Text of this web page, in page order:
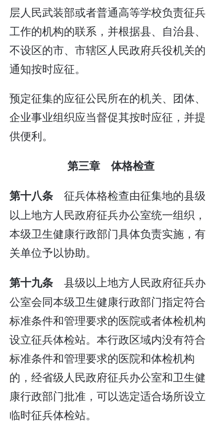
层人民武装部或者普通高等学校负责征兵
工作的机构的联系，并根据县、自治县、
不设区的市、市辖区人民政府兵役机关的
通知按时应征。
预定征集的应征公民所在的机关、团体、
企业事业组织应当督促其按时应征，并提
供便利。
第三章 体格检查
第十八条 征兵体格检查由征集地的县级
以上地方人民政府征兵办公室统一组织，
本级卫生健康行政部门具体负责实施，有
关单位予以协助。
第十九条 县级以上地方人民政府征兵办
公室会同本级卫生健康行政部门指定符合
标准条件和管理要求的医院或者体检机构
设立征兵体检站。本行政区域内没有符合
标准条件和管理要求的医院和体检机构
的，经省级人民政府征兵办公室和卫生健
康行政部门批准，可以选定适合场所设立
临时征兵体检站。